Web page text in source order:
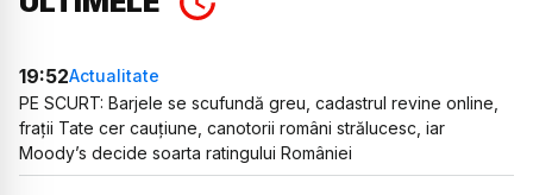
19:52Actualitate
PE SCURT: Barjele se scufundă greu, cadastrul revine online,
frații Tate cer cauțiune, canotorii români strălucesc, iar
Moody’s decide soarta ratingului României